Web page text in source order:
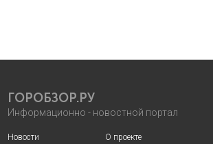
ГОРОБЗОР.РУ
Информационно - новостной портал
Новости
О проекте